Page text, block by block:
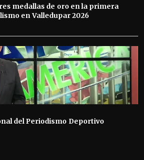
medallas de oro en la primera
en Valledupar 2026
del Periodismo Deportivo